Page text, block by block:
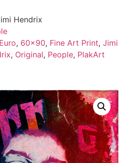
Hendrix
, 60x90, Fine Art Print, Jimi
, Original, People, PlakArt